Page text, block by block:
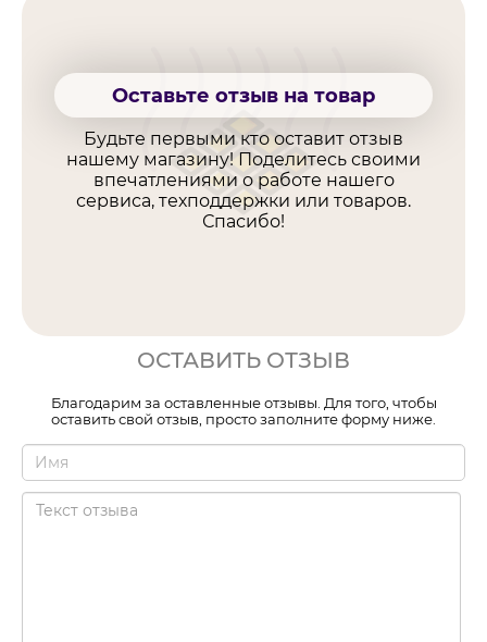
Оставьте отзыв на товар
Будьте первыми кто оставит отзыв
нашему магазину! Поделитесь своими
впечатлениями о работе нашего
сервиса, техподдержки или товаров.
Спасибо!
ОСТАВИТЬ ОТЗЫВ
Благодарим за оставленные отзывы. Для того, чтобы
оставить свой отзыв, просто заполните форму ниже.